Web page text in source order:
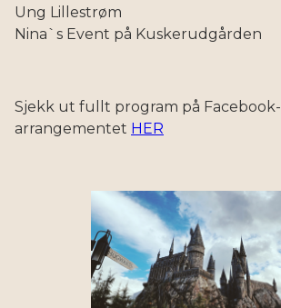
Ung Lillestrøm
Nina`s Event på Kuskerudgården
Sjekk ut fullt program på Facebook-
arrangementet HER